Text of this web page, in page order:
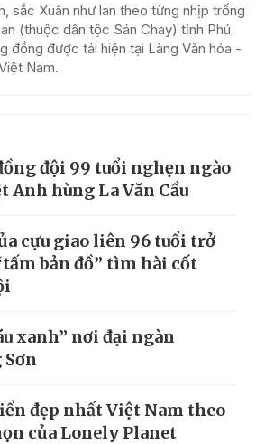
sắc Xuân như lan theo từng nhịp trống
(thuộc dân tộc Sán Chay) tỉnh Phú
đồng được tái hiện tại Làng Văn hóa -
Nam.
đội 99 tuổi nghẹn ngào
Anh hùng La Văn Cầu
cựu giao liên 96 tuổi trở
bản đồ” tìm hài cốt
xanh” nơi đại ngàn
đẹp nhất Việt Nam theo
của Lonely Planet